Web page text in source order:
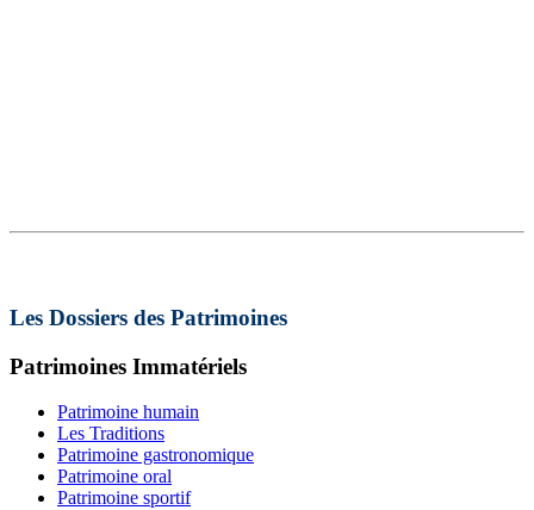
Les Dossiers des Patrimoines
Patrimoines Immatériels
Patrimoine humain
Les Traditions
Patrimoine gastronomique
Patrimoine oral
Patrimoine sportif